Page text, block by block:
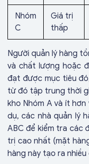
Nhóm
C
Giá trị
thấp
Người quản lý hàng
và chất lượng hoặc
đạt được mục tiêu
từ đó tập trung thời
kho Nhóm A và ít hơn
dụ, các nhà quản lý
ABC để kiểm tra các
trị cao nhất (mặt
hàng này tạo ra